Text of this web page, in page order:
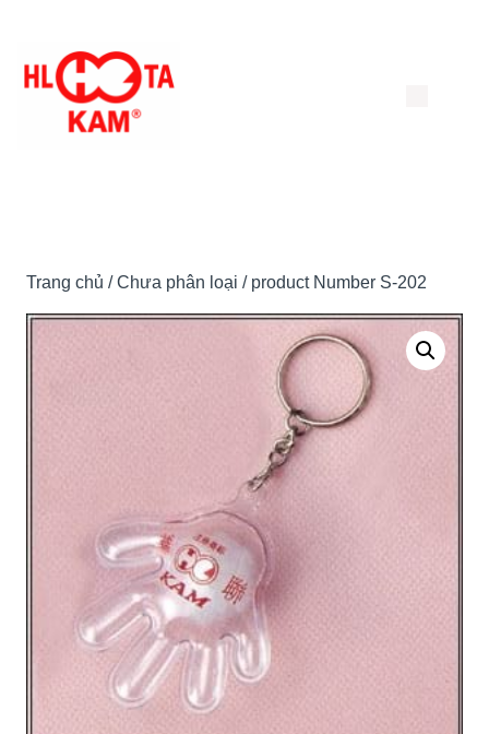
đến
Trang chủ /Chưa phân loại / product Number S-202